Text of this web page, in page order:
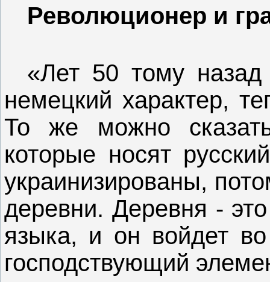
Революционер и
«Лет 50 тому
немецкий характер,
То же можно
которые носят
украинизированы,
деревни. Деревня -
языка, и он войдет во
господствующий